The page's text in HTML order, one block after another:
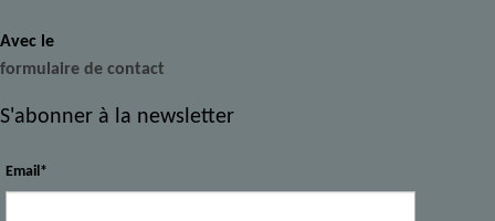
Avec le
formulaire de contact
S'abonner à la newsletter
Email*